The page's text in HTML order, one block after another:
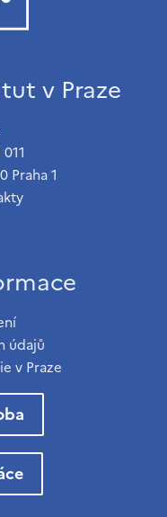
v Praze
Praha 1
údajů
v Praze